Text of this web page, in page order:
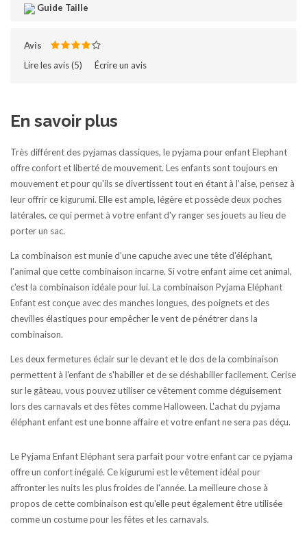
Guide Taille
Avis
Lire les avis (5)‎ Écrire un avis
En savoir plus
Très différent des pyjamas classiques, le pyjama pour enfant Elephant
offre confort et liberté de mouvement. Les enfants sont toujours en
mouvement et pour qu'ils se divertissent tout en étant à l'aise, pensez à
leur offrir ce kigurumi. Elle est ample, légère et possède deux poches
latérales, ce qui permet à votre enfant d'y ranger ses jouets au lieu de
porter un sac.
La combinaison est munie d'une capuche avec une tête d'éléphant,
l'animal que cette combinaison incarne. Si votre enfant aime cet animal,
c'est la combinaison idéale pour lui. La combinaison Pyjama Eléphant
Enfant est conçue avec des manches longues, des poignets et des
chevilles élastiques pour empêcher le vent de pénétrer dans la
combinaison.
Les deux fermetures éclair sur le devant et le dos de la combinaison
permettent à l'enfant de s'habiller et de se déshabiller facilement. Cerise
sur le gâteau, vous pouvez utiliser ce vêtement comme déguisement
lors des carnavals et des fêtes comme Halloween. L'achat du pyjama
éléphant enfant est une bonne affaire et votre enfant ne sera pas déçu.
Le Pyjama Enfant Eléphant sera parfait pour votre enfant car ce pyjama
offre un confort inégalé. Ce kigurumi est le vêtement idéal pour
affronter les nuits les plus froides de l'année. La meilleure chose à
propos de cette combinaison est qu'elle peut également être utilisée
comme un costume pour les fêtes et les carnavals.